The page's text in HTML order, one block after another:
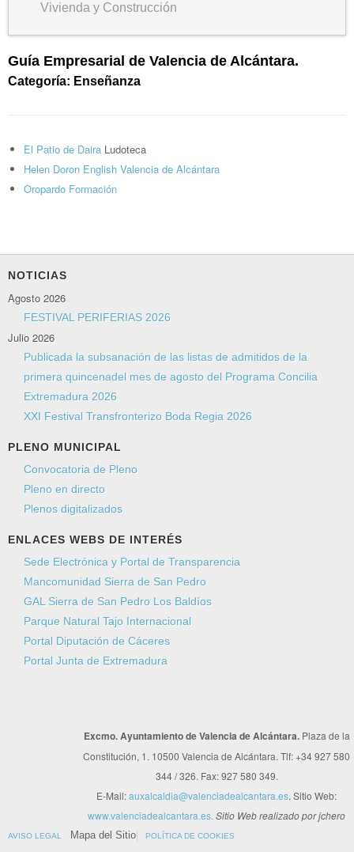
Vivienda y Construcción
Guía Empresarial de Valencia de Alcántara.
Categoría: Enseñanza
El Patio de Daira Ludoteca
Helen Doron English Valencia de Alcántara
Oropardo Formación
NOTICIAS
Agosto 2026
FESTIVAL PERIFERIAS 2026
Julio 2026
Publicada la subsanación de las listas de admitidos de la
primera quincenadel mes de agosto del Programa Concilia
Extremadura 2026
XXI Festival Transfronterizo Boda Regia 2026
PLENO MUNICIPAL
Convocatoria de Pleno
Pleno en directo
Plenos digitalizados
ENLACES WEBS DE INTERÉS
Sede Electrónica y Portal de Transparencia
Mancomunidad Sierra de San Pedro
GAL Sierra de San Pedro Los Baldíos
Parque Natural Tajo Internacional
Portal Diputación de Cáceres
Portal Junta de Extremadura
Excmo. Ayuntamiento de Valencia de Alcántara. Plaza de la
Constitución, 1. 10500 Valencia de Alcántara. Tlf: +34 927 580
344 / 326. Fax: 927 580 349.
E-Mail:auxalcaldia@valenciadealcantara.es. Sitio Web:
www.valenciadealcantara.es. Sitio Web realizado por jchero
AVISO LEGAL Mapa del Sitio POLÍTICA DE COOKIES